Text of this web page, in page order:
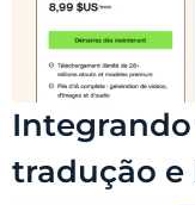
tradução e